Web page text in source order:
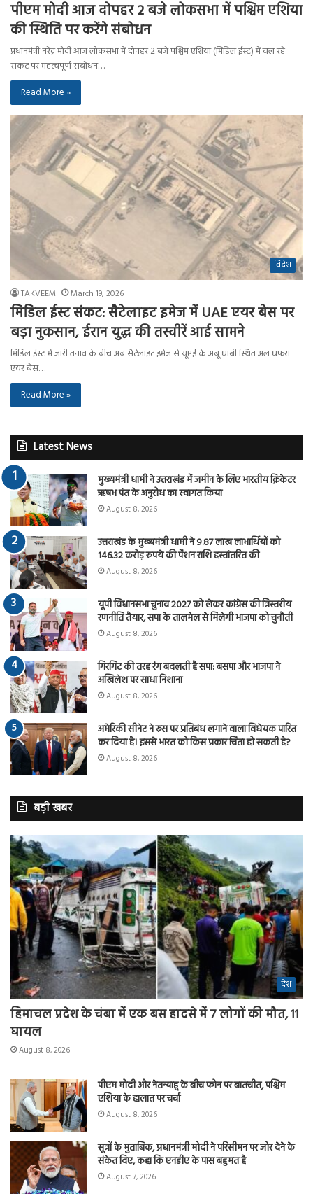
पीएम मोदी आज दोपहर 2 बजे लोकसभा में पश्चिम एशिया
की स्थिति पर करेंगे संबोधन
प्रधानमंत्री नरेंद्र मोदी आज लोकसभा में दोपहर 2 बजे पश्चिम एशिया (मिडिल ईस्ट) में चल रहे
संकट पर महत्वपूर्ण संबोधन…
Read More »
विदेश
TAKVEEM March 19, 2026
मिडिल ईस्ट संकट: सैटेलाइट इमेज में UAE एयर बेस पर
बड़ा नुकसान, ईरान युद्ध की तस्वीरें आई सामने
मिडिल ईस्ट में जारी तनाव के बीच अब सैटेलाइट इमेज से यूएई के अबू धाबी स्थित अल धफरा
एयर बेस…
Read More »
Latest News
मुख्यमंत्री धामी ने उत्तराखंड में जमीन के लिए भारतीय क्रिकेटर
ऋषभ पंत के अनुरोध का स्वागत किया
August 8, 2026
उत्तराखंड के मुख्यमंत्री धामी ने 9.87 लाख लाभार्थियों को
146.32 करोड़ रुपये की पेंशन राशि हस्तांतरित की
August 8, 2026
यूपी विधानसभा चुनाव 2027 को लेकर कांग्रेस की त्रिस्तरीय
रणनीति तैयार, सपा के तालमेल से मिलेगी भाजपा को चुनौती
August 8, 2026
गिरगिट की तरह रंग बदलती है सपा: बसपा और भाजपा ने
अखिलेश पर साधा निशाना
August 8, 2026
अमेरिकी सीनेट ने रूस पर प्रतिबंध लगाने वाला विधेयक पारित
कर दिया है। इससे भारत को किस प्रकार चिंता हो सकती है?
August 8, 2026
बड़ी खबर
देश
हिमाचल प्रदेश के चंबा में एक बस हादसे में 7 लोगों की मौत, 11
घायल
August 8, 2026
पीएम मोदी और नेतन्याहू के बीच फोन पर बातचीत, पश्चिम
एशिया के हालात पर चर्चा
August 8, 2026
सूत्रों के मुताबिक, प्रधानमंत्री मोदी ने परिसीमन पर जोर देने के
संकेत दिए, कहा कि एनडीए के पास बहुमत है
August 7, 2026